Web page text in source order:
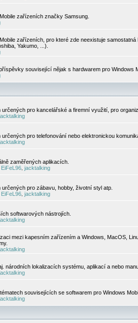
zařízeních značky Samsung.
zařízeních, pro které zde neexistuje
Yakumo, ...).
související nějak s hardwarem pro Windows
určených pro kancelářské a firemní využití, pro
pro telefonování nebo elektronickou
zaměřených aplikacích.
EiFeL96 jacktalking
pro zábavu, hobby, životní styl atp.
EiFeL96 jacktalking
softwarových nástrojích.
mezi kapesním zařízením a Windows, MacOS,
národních lokalizacích systému, aplikací a nebo
souvisejících se softwarem pro Windows